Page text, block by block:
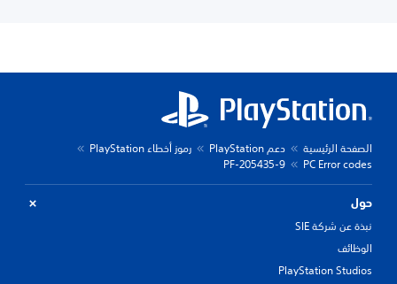
الصفحة الرئيسية دعم PlayStation
رموز أخطاء PlayStation
PC Error codes
PF-205435-9
حول
نبذة عن شركة SIE
الوظائف
PlayStation Studios